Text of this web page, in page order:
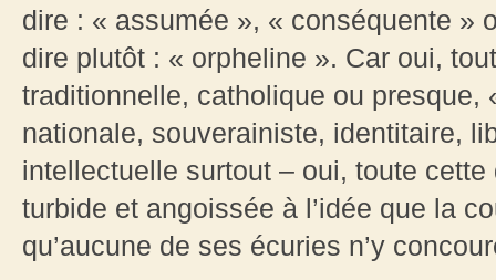
dire : « assumée », « conséquente »
dire plutôt : « orpheline ». Car oui,
traditionnelle, catholique ou presque,
nationale, souverainiste, identitaire,
intellectuelle surtout – oui, toute
turbide et angoissée à l’idée que la
qu’aucune de ses écuries n’y